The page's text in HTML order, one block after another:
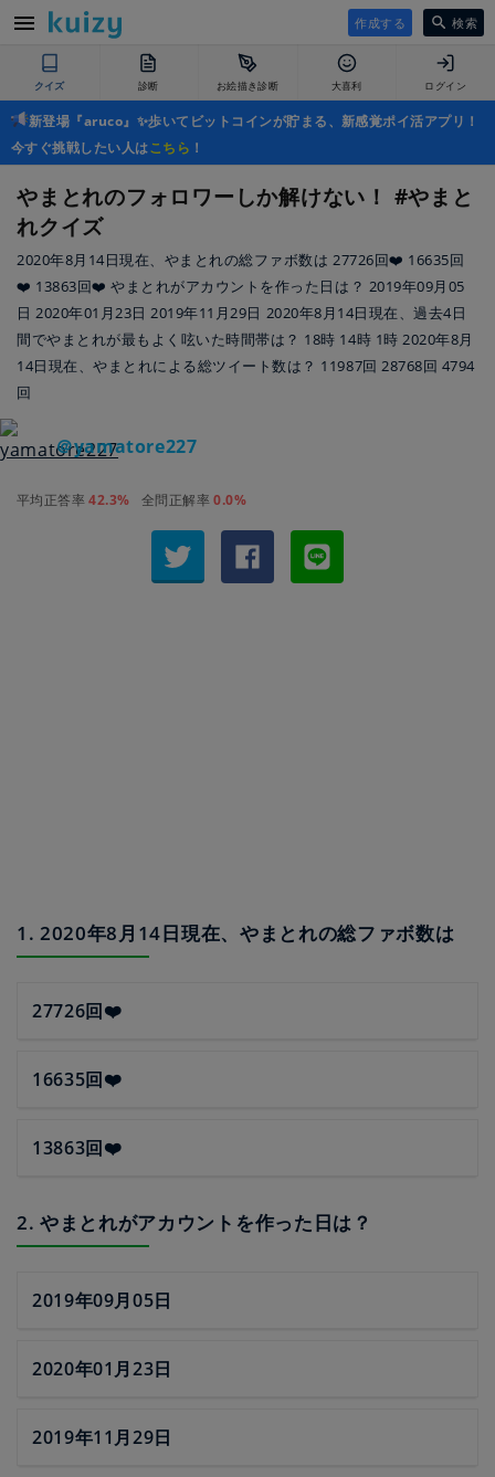
作成する 検索
クイズ 診断 お絵描き診断 大喜利 ログイン
新登場『aruco』✨歩いてビットコインが貯まる、新感覚ポイ活アプリ！
今すぐ挑戦したい人はこちら ！
やまとれのフォロワーしか解けない！ #やまと
れクイズ
2020年8月14日現在、やまとれの総ファボ数は 27726回❤️ 16635回
❤️ 13863回❤️ やまとれがアカウントを作った日は？ 2019年09月05
日 2020年01月23日 2019年11月29日 2020年8月14日現在、過去4日
間でやまとれが最もよく呟いた時間帯は？ 18時 14時 1時 2020年8月
14日現在、やまとれによる総ツイート数は？ 11987回 28768回 4794
回
＠yamatore227
平均正答率 42.3% 全問正解率0.0%
1. 2020年8月14日現在、やまとれの総ファボ数は
27726回❤️
16635回❤️
13863回❤️
2. やまとれがアカウントを作った日は？
2019年09月05日
2020年01月23日
2019年11月29日